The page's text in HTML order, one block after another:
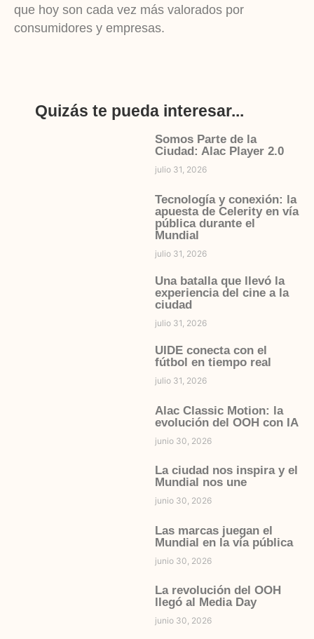
que hoy son cada vez más valorados por
consumidores y empresas.
Quizás te pueda interesar...
Somos Parte de la
Ciudad: Alac Player 2.0
julio 31, 2026
Tecnología y conexión: la
apuesta de Celerity en vía
pública durante el
Mundial
julio 31, 2026
Una batalla que llevó la
experiencia del cine a la
ciudad
julio 31, 2026
UIDE conecta con el
fútbol en tiempo real
julio 31, 2026
Alac Classic Motion: la
evolución del OOH con IA
junio 30, 2026
La ciudad nos inspira y el
Mundial nos une
junio 30, 2026
Las marcas juegan el
Mundial en la vía pública
junio 30, 2026
La revolución del OOH
llegó al Media Day
junio 30, 2026